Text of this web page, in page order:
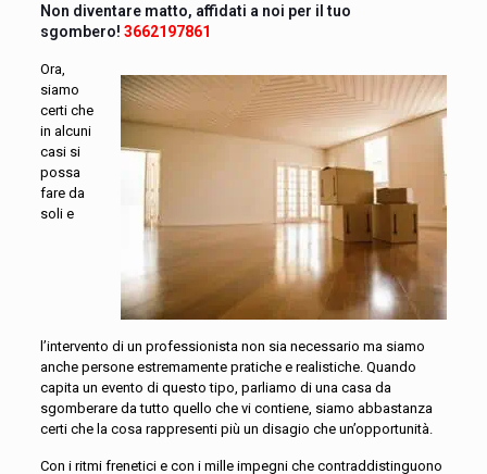
Non diventare matto, affidati a noi per il tuo
sgombero! 3662197861
Ora,
siamo
certi che
in alcuni
casi si
possa
fare da
soli e
l’intervento di un professionista non sia necessario ma siamo
anche persone estremamente pratiche e realistiche. Quando
capita un evento di questo tipo, parliamo di una casa da
sgomberare da tutto quello che vi contiene, siamo abbastanza
certi che la cosa rappresenti più un disagio che un’opportunità.
Con i ritmi frenetici e con i mille impegni che contraddistinguono